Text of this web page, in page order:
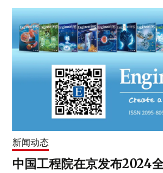
新闻动态
中国工程院在京发布2024全